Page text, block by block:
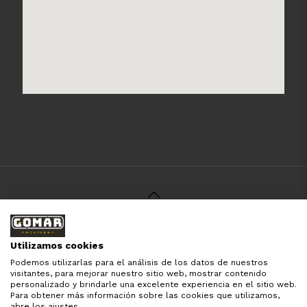
© 2021 Gomar Machinery -
Privacidad
Todas las marcas aquí mencionadas son de simple
referencia, es solo para especificar los productos que
comercializamos y el servicio que brindamos. Nuestra
empresa respeta todos los derechos de marca reservados
Utilizamos cookies
Podemos utilizarlas para el análisis de los datos de nuestros
visitantes, para mejorar nuestro sitio web, mostrar contenido
personalizado y brindarle una excelente experiencia en el sitio web.
Para obtener más información sobre las cookies que utilizamos,